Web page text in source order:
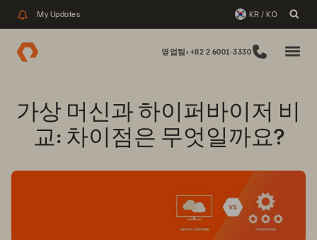
My Updates KR / KO
영업팀: +82 2 6001-3330
가상 머신과 하이퍼바이저 비
교: 차이점은 무엇일까요?